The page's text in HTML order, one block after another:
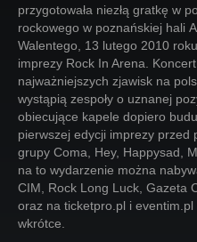
przygotowała niezłą gratkę w
rockowego w poznańskiej hali
Walentego, 13 lutego 2010
imprezy Rock In Arena.
najważniejszych zjawisk na
wystąpią zespoły o uznanej
obiecujące kapele dopiero
pierwszej edycji imprezy przed
grupy Coma, Hey, Happysad,
na to wydarzenie można
CIM, Rock Long Luck, Gazeta
oraz na ticketpro.pl i
wkrótce.